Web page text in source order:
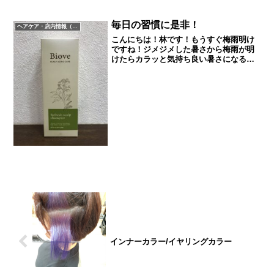
毎日の習慣に是非！
こんにちは！林です！もうすぐ梅雨明け
ですね！ジメジメした暑さから梅雨が明
けたらカラッと気持ち良い暑さになると
インナーカラー/イヤリングカラー